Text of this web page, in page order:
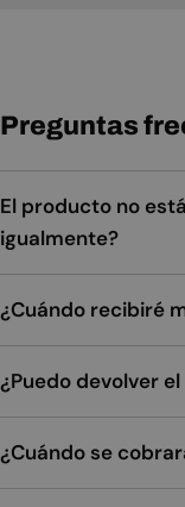
Preguntas
El producto no
igualmente?
¿Cuándo recibiré
¿Puedo devolver
¿Cuándo se